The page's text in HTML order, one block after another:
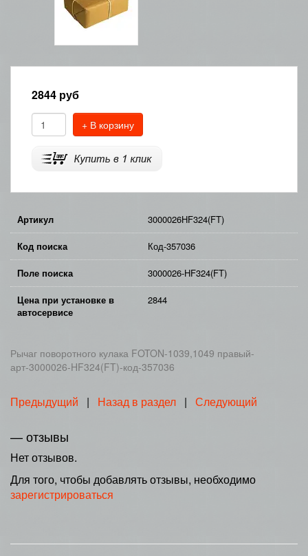
2844 руб
+ В корзину
Артикул 3000026HF324(FT)
Код поиска Код-357036
Поле поиска 3000026-HF324(FT)
Цена при установке в
автосервисе
2844
Рычаг поворотного кулака FOTON-1039,1049 правый-
арт-3000026-HF324(FT)-код-357036
Предыдущий | Назад в раздел | Следующий
— отзывы
Нет отзывов.
Для того, чтобы добавлять отзывы, необходимо
зарегистрироваться